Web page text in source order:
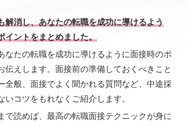
解消し、あなたの転職を成功に導けるよう
イントをまとめました。
なたの転職を成功に導けるように面接時のポ
伝えします。面接前の準備しておくべきこと
全般、面接でよく聞かれる質問など、中途採
いコツをもれなくご紹介します。
で読めば、最高の転職面接テクニックが身に